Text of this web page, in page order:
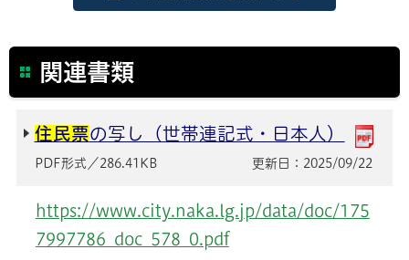
関連書類
住民票の写し（世帯連記式・日本人）
PDF形式／286.41KB 更新日：2025/09/22
https://www.city.naka.lg.jp/data/doc/175
7997786_doc_578_0.pdf